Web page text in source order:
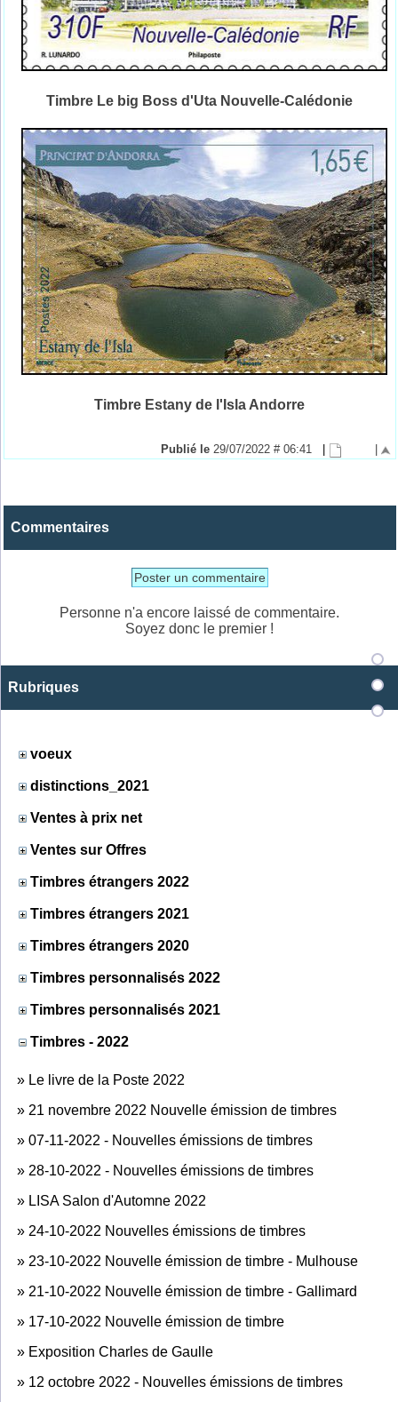
Timbre Le big Boss d'Uta Nouvelle-Calédonie
Timbre Estany de l'Isla Andorre
Publié le 29/07/2022 # 06:41
Commentaires
Poster un commentaire
Personne n'a encore laissé de commentaire.
Soyez donc le premier !
Rubriques
voeux
distinctions_2021
Ventes à prix net
Ventes sur Offres
Timbres étrangers 2022
Timbres étrangers 2021
Timbres étrangers 2020
Timbres personnalisés 2022
Timbres personnalisés 2021
Timbres - 2022
» Le livre de la Poste 2022
» 21 novembre 2022 Nouvelle émission de timbres
» 07-11-2022 - Nouvelles émissions de timbres
» 28-10-2022 - Nouvelles émissions de timbres
» LISA Salon d'Automne 2022
» 24-10-2022 Nouvelles émissions de timbres
» 23-10-2022 Nouvelle émission de timbre - Mulhouse
» 21-10-2022 Nouvelle émission de timbre - Gallimard
» 17-10-2022 Nouvelle émission de timbre
» Exposition Charles de Gaulle
» 12 octobre 2022 - Nouvelles émissions de timbres